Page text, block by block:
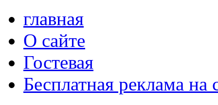
главная
О сайте
Гостевая
Бесплатная реклама на